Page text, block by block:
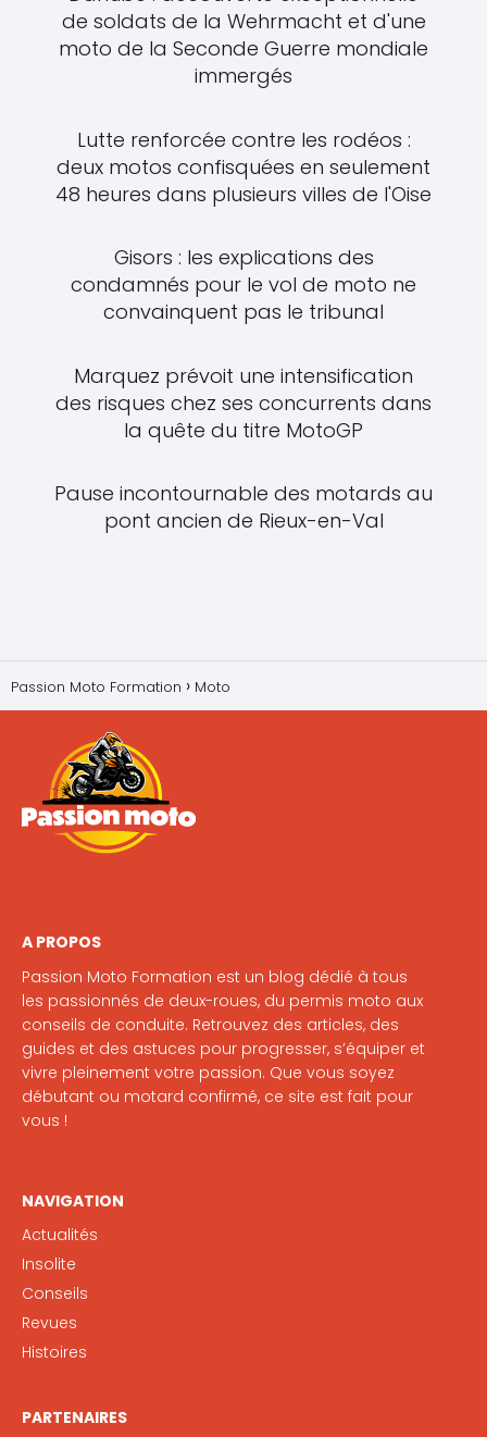
de soldats de la Wehrmacht et d'une
moto de la Seconde Guerre mondiale
immergés
Lutte renforcée contre les rodéos :
deux motos confisquées en seulement
48 heures dans plusieurs villes de l'Oise
Gisors : les explications des
condamnés pour le vol de moto ne
convainquent pas le tribunal
Marquez prévoit une intensification
des risques chez ses concurrents dans
la quête du titre MotoGP
Pause incontournable des motards au
pont ancien de Rieux-en-Val
Passion Moto Formation Moto
A PROPOS
Passion Moto Formation est un blog dédié à tous
les passionnés de deux-roues, du permis moto aux
conseils de conduite. Retrouvez des articles, des
guides et des astuces pour progresser, s’équiper et
vivre pleinement votre passion. Que vous soyez
débutant ou motard confirmé, ce site est fait pour
vous !
NAVIGATION
Actualités
Insolite
Conseils
Revues
Histoires
PARTENAIRES